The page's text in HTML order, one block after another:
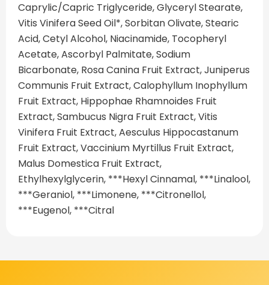
Caprylic/Capric Triglyceride, Glyceryl Stearate,
Vitis Vinifera Seed Oil*, Sorbitan Olivate, Stearic
Acid, Cetyl Alcohol, Niacinamide, Tocopheryl
Acetate, Ascorbyl Palmitate, Sodium
Bicarbonate, Rosa Canina Fruit Extract, Juniperus
Communis Fruit Extract, Calophyllum Inophyllum
Fruit Extract, Hippophae Rhamnoides Fruit
Extract, Sambucus Nigra Fruit Extract, Vitis
Vinifera Fruit Extract, Aesculus Hippocastanum
Fruit Extract, Vaccinium Myrtillus Fruit Extract,
Malus Domestica Fruit Extract,
Ethylhexylglycerin, ***Hexyl Cinnamal, ***Linalool,
***Geraniol, ***Limonene, ***Citronellol,
***Eugenol, ***Citral